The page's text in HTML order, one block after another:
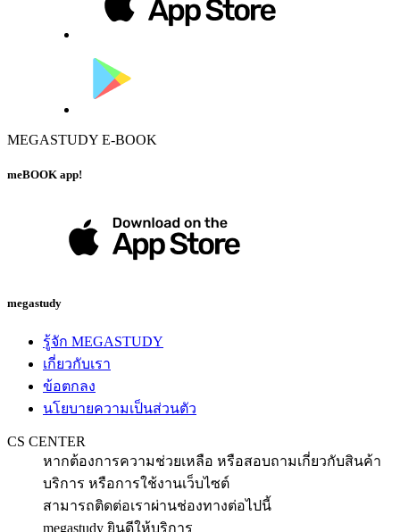
MEGASTUDY E-BOOK
meBOOK app!
megastudy
รู้จัก MEGASTUDY
เกี่ยวกับเรา
ข้อตกลง
นโยบายความเป็นส่วนตัว
CS CENTER
หากต้องการความช่วยเหลือ หรือสอบถามเกี่ยวกับสินค้า
บริการ หรือการใช้งานเว็บไซต์
สามารถติดต่อเราผ่านช่องทางต่อไปนี้
megastudy ยินดีให้บริการ